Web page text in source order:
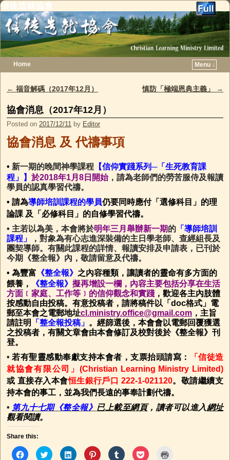
信徒造就協會
Home
Menu ↓
Post navigation
← 福音解碼（2017年12月） 慎防「極端恩典主義」 →
協會消息（2017年12月）
Posted on 2017/12/11 by Editor
協會消息 及代禱事項
• 新一期的晚間神學課程 【信仰實踐系列─「生死教育課
程」】 於2018年1月8日開始，請為老師們的勞苦服侍及報讀
學員的認真學習代禱。
• 請為導師培訓課程的學員仍要同時應付「選修科目」的理
論課 及「必修科目」的自修學習代禱。
• 主若以為美，本會將於明年三月舉辦新一期的 「導師培訓
課程」
，對象為有心志進深裝備的主日學老師、查經組長及
團契導師。有關此課程的詳情、報讀安排及申請表，已刊於
今期《整全報》內，敬請留意及代禱。
• 為豐富 《整全報》 之內容種類，讓讀者的靈命有多方面的
餵養，
《整全報》 擬再增設一欄，內容主要包括分享在生活
方面﹝家庭、工作等﹞的信仰觀念和實踐 ，歡迎各主內肢體
按感動自由投稿。有意投稿者，請將稿件以「doc格式」電
郵至本會之電郵地址cl.ministry.office@gmail.com ，主旨
請註明
「整全報投稿」 。經篩選後，本會會以電郵回覆獲選
之投稿者，有關文章會由本會修訂及校對後於《整全報》刊
登。
•若有聖靈感動奉獻支持本會者，支票抬頭請寫：
「信徒造
就協會有限公司」(Christian Learning Ministry Limited)
或 直接存入本會恒生銀行戶口 222-1-021120。敬請繼續支
持本會的事工，並為我們長遠的事奉計劃代禱。
• 第九十七期《整全報》 已上載至網頁，讀者可以進入網址
觀看閱讀。
Share this:
C C C C C C